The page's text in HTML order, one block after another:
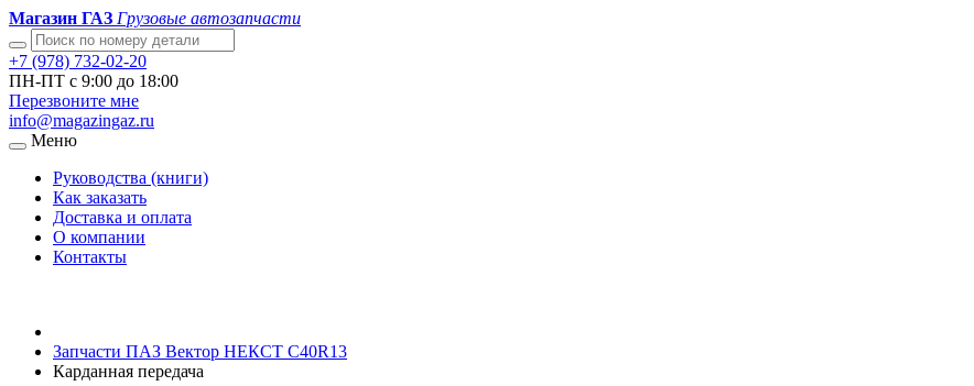
Магазин ГАЗ Грузовые автозапчасти
+7 (978) 732-02-20
ПН-ПТ с 9:00 до 18:00
Перезвоните мне
info@magazingaz.ru
Меню
Руководства (книги)
Как заказать
Доставка и оплата
О компании
Контакты
Запчасти ПАЗ Вектор НЕКСТ С40R13
Карданная передача